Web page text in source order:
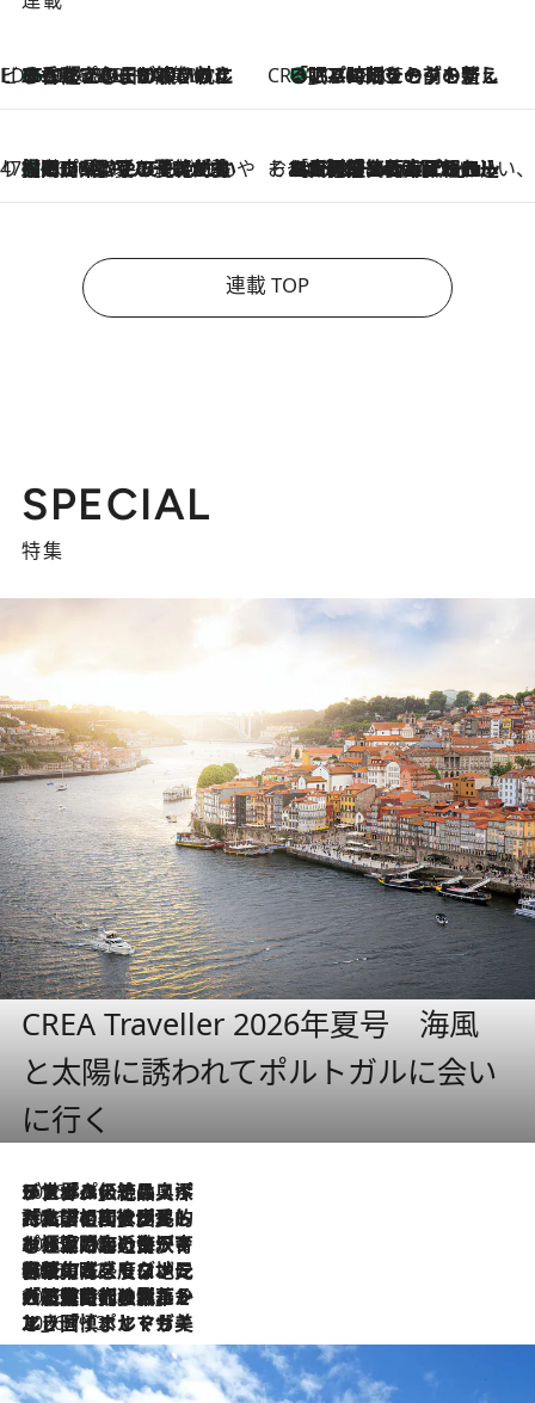
ビューティいいもの集め EDITORS' BEST
2026.8.10
35℃超えの日の夜、枕にひと吹き！ BAUMのルームスプレーが、ひのきの香りで心まで解きほぐす CREA'S CHOICE
2026.8.10
「眠る時刻をセットする」——眠りの前を整える、バルミューダの新しいアプローチ
47都道府県の手みやげ ひんやりスイーツで夏を満喫
2026.8.10
【岡山県】この夏絶対食べたい 冷やしておいしいおやつ3選 フルーツが主役のプリンやアイスが勢揃い そおだよおこの関西おいしい、おやつ紀行
2026.8.9
［大阪府箕面市］一皿一皿目の前で仕上げられる、料理を巧みに組み込んだアシェットデセールコース「ミチル アシェット デセール（Michiru assiette dessert）」
連載 TOP
SPECIAL
特集
CREA Traveller 2026年夏号 海風
と太陽に誘われてポルトガルに会い
に行く
2026.8.8
リスボンの絶品スイーツ「パステル・デ・ナタ」とは？ポルトガル伝統の奥深い世界へ
2026.7.27
「私の祖国はポルトガル語です」国民的詩人フェルナンド・ペソアと、彼が愛した文学の街を歩く
2026.7.26
ポルトガル近海が育む極上の海の幸。キリリと冷えた白ワインと愉しむ、シーフード専門店の贅沢
2026.7.22
伝統の味をモダンに昇華。高感度な地元客が集う、リスボンの最旬ガストロノミー
2026.7.21
大航海時代の栄華から、震災、独裁、そして革命へ。ポルトガル・首都リスボンの石畳に刻まれた「歴史の光と影」
2026.7.13
エッセイ・ヤマザキマリ「慎ましくも美しき国 ポルトガル」